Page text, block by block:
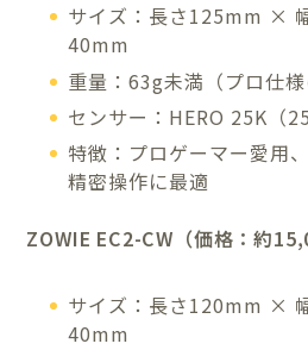
サイズ：長さ125mm ×
40mm
重量：63g未満（プロ仕様
センサー：HERO 25K（
特徴：プロゲーマー愛用
精密操作に最適
ZOWIE EC2-CW（価格：約
サイズ：長さ120mm ×
40mm